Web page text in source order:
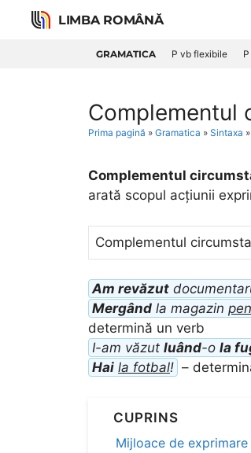
LIMBA ROMÂNĂ
GRAMATICA P vb flexibile
Complementul
Prima pagină » Gramatica » Sintaxa »
Complementul
arată scopul acțiunii
Complementul
Am revăzut
Mergând la magazin
determină un verb
I-am văzut luând-o la
Hai la fotbal! –
CUPRINS
Mijloace de exprimare